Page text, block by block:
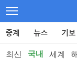
최신 국내 세계